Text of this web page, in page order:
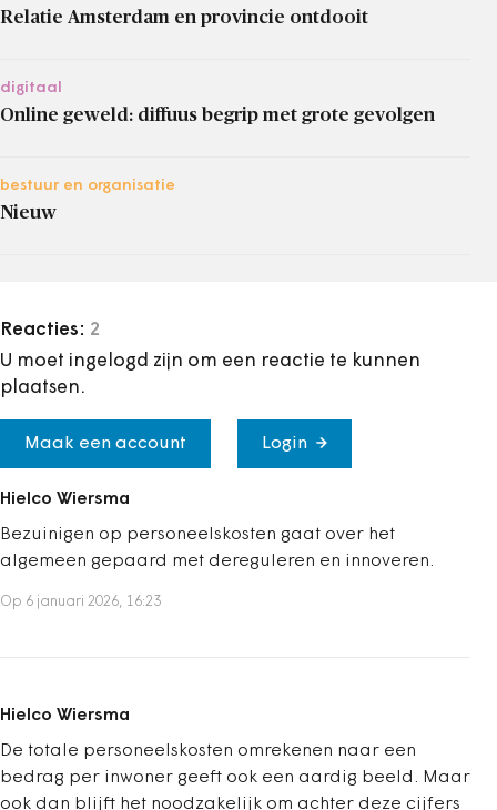
Relatie Amsterdam en provincie ontdooit
digitaal
Online geweld: diffuus begrip met grote gevolgen
bestuur en organisatie
Nieuw
Reacties: 2
U moet ingelogd zijn om een reactie te kunnen
plaatsen.
Maak een account Login
Hielco Wiersma
Bezuinigen op personeelskosten gaat over het
algemeen gepaard met dereguleren en innoveren.
Op 6 januari 2026, 16:23
Hielco Wiersma
De totale personeelskosten omrekenen naar een
bedrag per inwoner geeft ook een aardig beeld. Maar
ook dan blijft het noodzakelijk om achter deze cijfers